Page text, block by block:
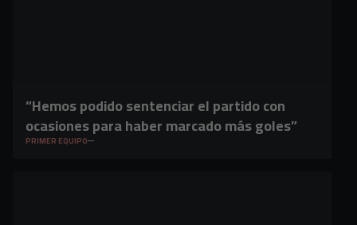
“Hemos podido sentenciar el partido con
ocasiones para haber marcado más goles”
PRIMER EQUIPO